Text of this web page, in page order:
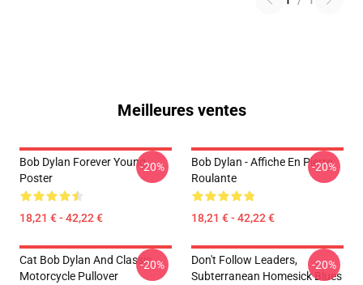
Meilleures ventes
Bob Dylan Forever Young
Poster
18,21 € - 42,22 €
-20%
Bob Dylan - Affiche En Pierre
Roulante
18,21 € - 42,22 €
-20%
Cat Bob Dylan And Classic
Motorcycle Pullover
-20%
Don't Follow Leaders,
Subterranean Homesick Blues
-20%